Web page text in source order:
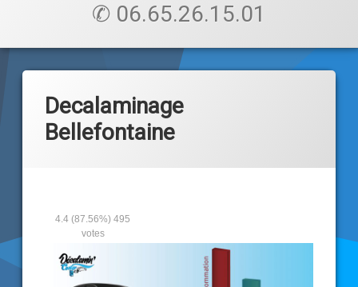
✆ 06.65.26.15.01
Decalaminage
Bellefontaine
4.4 (87.56%) 495
votes